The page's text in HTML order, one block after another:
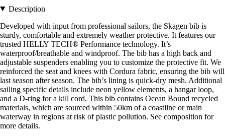
Description
Developed with input from professional sailors, the Skagen bib is
sturdy, comfortable and extremely weather protective. It features our
trusted HELLY TECH® Performance technology. It’s
waterproof/breathable and windproof. The bib has a high back and
adjustable suspenders enabling you to customize the protective fit. We
reinforced the seat and knees with Cordura fabric, ensuring the bib will
last season after season. The bib’s lining is quick-dry mesh. Additional
sailing specific details include neon yellow elements, a hangar loop,
and a D-ring for a kill cord. This bib contains Ocean Bound recycled
materials, which are sourced within 50km of a coastline or main
waterway in regions at risk of plastic pollution. See composition for
more details.